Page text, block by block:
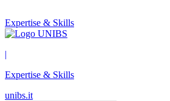
Expertise & Skills
|
Expertise & Skills
unibs.it